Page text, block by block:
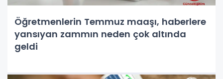
Öğretmenlerin Temmuz maaşı, haberlere
yansıyan zammın neden çok altında
geldi